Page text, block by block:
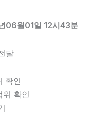
06월01일 12시43분
달
확인
위 확인